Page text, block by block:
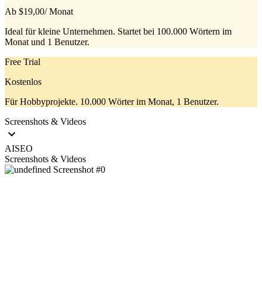
Ab $19,00/ Monat
Ideal für kleine Unternehmen. Startet bei 100.000 Wörtern im
Monat und 1 Benutzer.
Free Trial
Kostenlos
Für Hobbyprojekte. 10.000 Wörter im Monat, 1 Benutzer.
Screenshots & Videos
AISEO
Screenshots & Videos